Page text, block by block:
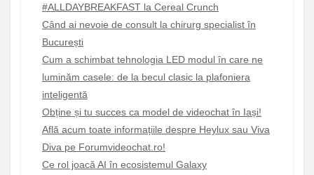
#ALLDAYBREAKFAST la Cereal Crunch
Când ai nevoie de consult la chirurg specialist în
București
Cum a schimbat tehnologia LED modul în care ne
luminăm casele: de la becul clasic la plafoniera
inteligentă
Obține și tu succes ca model de videochat în Iași!
Află acum toate informațiile despre Heylux sau Viva
Diva pe Forumvideochat.ro!
Ce rol joacă AI în ecosistemul Galaxy